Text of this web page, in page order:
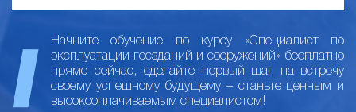
Начните обучение по курсу «Специалист по
эксплуатации госзданий и сооружений» бесплатно
прямо сейчас, сделайте первый шаг на встречу
своему успешному будущему – станьте ценным и
высокооплачиваемым специалистом!